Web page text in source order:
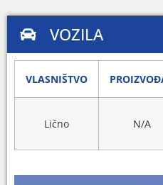
VOZILA
VLASNIŠTVO
Lično N/A